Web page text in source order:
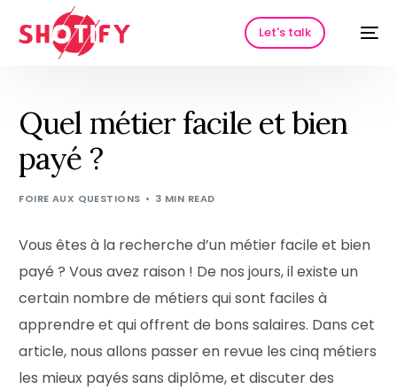
Let's talk
Quel métier facile et bien
payé ?
FOIRE AUX QUESTIONS 3 MIN READ
Vous êtes à la recherche d’un métier facile et bien
payé ? Vous avez raison ! De nos jours, il existe un
certain nombre de métiers qui sont faciles à
apprendre et qui offrent de bons salaires. Dans cet
article, nous allons passer en revue les cinq métiers
les mieux payés sans diplôme, et discuter des
HOT